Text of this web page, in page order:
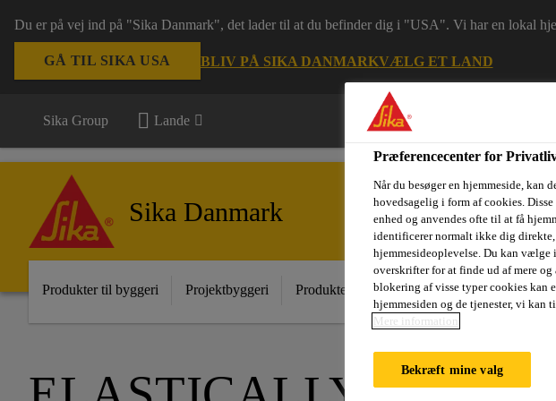
Du er på vej ind på "Sika Danmark", det lader til at du befinder dig i "USA". Vi har en lokal
GÅ TIL SIKA USA BLIV PÅ SIKA DANMARKVÆLG ET LAND
Sika Group Lande
Sika Danmark
Produkter til byggeri Projektbyggeri Produkter til industri Dokumenter
Præferencecenter for
Når du besøger en hjemmeside, kan
hovedsagelig i form af cookies.
enhed og anvendes ofte til at få
identificerer normalt ikke dig
hjemmesideoplevelse. Du kan
overskrifter for at finde ud af mere
blokering af visse typer cookies kan
hjemmesiden og de tjenester, vi kan
Mere information
Bekræft mine valg